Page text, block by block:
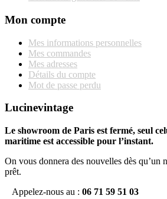
Mon compte
Mes informations personnelles
Mes commandes
Mes adresses
Détails du compte
Mot de passe perdu
Lucinevintage
Le showroom de Paris est fermé, seul
maritime est accessible pour l’instant.
On vous donnera des nouvelles dès qu’un
prêt.
Appelez-nous au : 06 71 59 51 03